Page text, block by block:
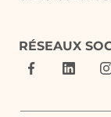
RÉSEAUX